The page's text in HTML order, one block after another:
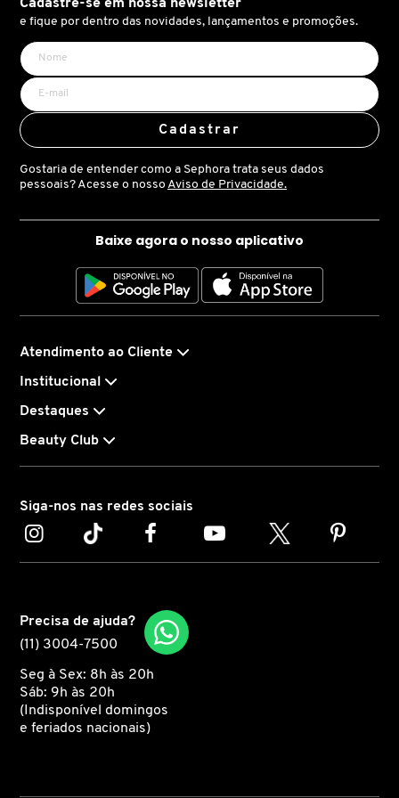
COACH
COSTA BRAZIL
DIOR
DIOR BACKSTAGE
EMBRYOLISSE
ESTHEDERM
FEITO BRASIL
Cadastre-se em nossa newsletter
e fique por dentro das novidades, lançamentos e promoções.
Cadastrar
Gostaria de entender como a Sephora trata seus dados
pessoais? Acesse o nosso Aviso de Privacidade.
Baixe agora o nosso aplicativo
Atendimento ao Cliente
Institucional
Destaques
Beauty Club
Siga-nos nas redes sociais
Precisa de ajuda?
(11) 3004-7500
Seg à Sex: 8h às 20h
Sáb: 9h às 20h
(Indisponível domingos
e feriados nacionais)